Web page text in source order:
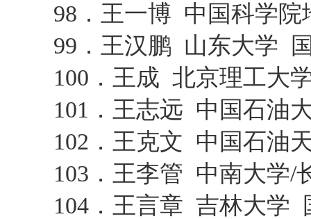
98．王一博 中国科学
99．王汉鹏 山东大学
100．王成 北京理工大
101．王志远 中国石油
102．王克文 中国石油
103．王李管 中南大学/
104．王言章 吉林大学